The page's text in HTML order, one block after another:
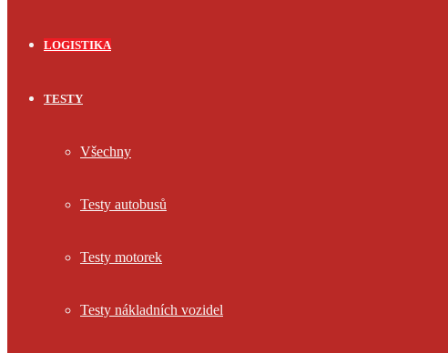
LOGISTIKA
TESTY
Všechny
Testy autobusů
Testy motorek
Testy nákladních vozidel